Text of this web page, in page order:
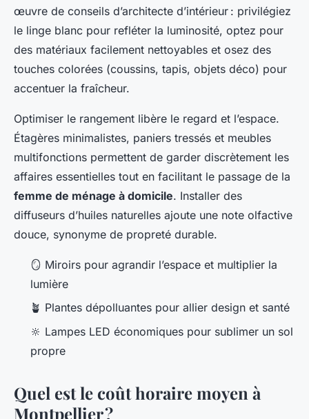
œuvre de conseils d’architecte d’intérieur : privilégiez
le linge blanc pour refléter la luminosité, optez pour
des matériaux facilement nettoyables et osez des
touches colorées (coussins, tapis, objets déco) pour
accentuer la fraîcheur.
Optimiser le rangement libère le regard et l’espace.
Étagères minimalistes, paniers tressés et meubles
multifonctions permettent de garder discrètement les
affaires essentielles tout en facilitant le passage de la
femme de ménage à domicile. Installer des
diffuseurs d’huiles naturelles ajoute une note olfactive
douce, synonyme de propreté durable.
🪞 Miroirs pour agrandir l’espace et multiplier la
lumière
🪴 Plantes dépolluantes pour allier design et santé
🔆 Lampes LED économiques pour sublimer un sol
propre
Quel est le coût horaire moyen à
Montpellier ?